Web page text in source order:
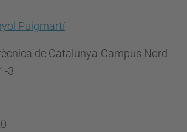
Puigmartí
de Catalunya-Campus Nord
3